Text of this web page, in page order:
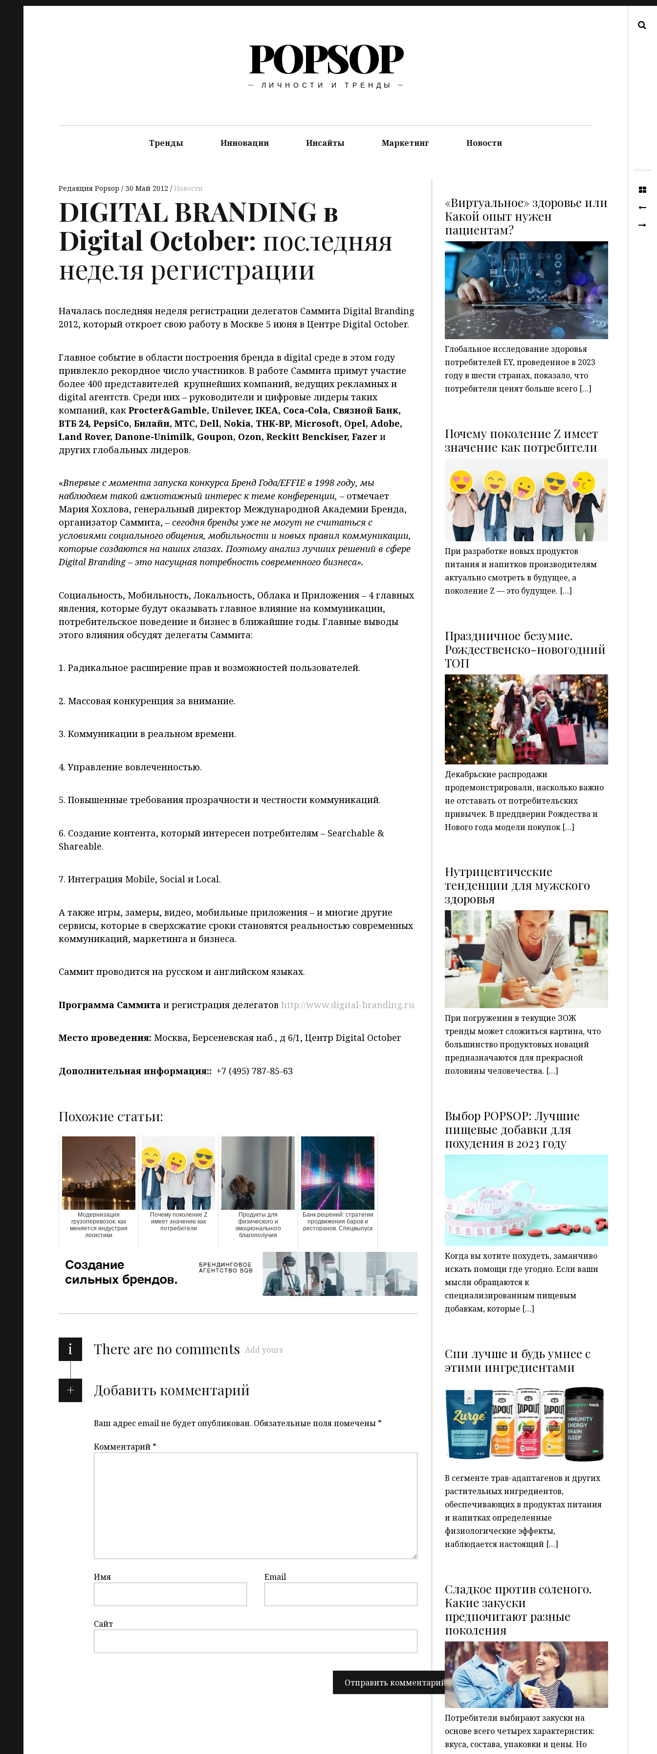
POPSOP
ЛИЧНОСТИ И ТРЕНДЫ
Тренды Инновации Инсайты Маркетинг Новости
Редакция Popsop 30 Май 2012 Новости
DIGITAL BRANDING в
Digital October: последняя
неделя регистрации
Началась последняя неделя регистрации делегатов Саммита Digital Branding
2012, который откроет свою работу в Москве 5 июня в Центре Digital October.
Главное событие в области построения бренда в digital среде в этом году
привлекло рекордное число участников. В работе Саммита примут участие
более 400 представителей крупнейших компаний, ведущих рекламных и
digital агентств. Среди них – руководители и цифровые лидеры таких
компаний, как Procter&Gamble, Unilever, IKEA, Coca-Cola, Связной Банк,
ВТБ 24, PepsiCo, Билайн, МТС, Dell, Nokia, ТНК-ВР, Microsoft, Opel, Adobe,
Land Rover, Danone-Unimilk, Goupon, Ozon, Reckitt Benckiser, Fazer и
других глобальных лидеров.
«Впервые с момента запуска конкурса Бренд Года/EFFIE в 1998 году, мы
наблюдаем такой ажиотажный интерес к теме конференции, – отмечает
Мария Хохлова, генеральный директор Международной Академии Бренда,
организатор Саммита, – сегодня бренды уже не могут не считаться с
условиями социального общения, мобильности и новых правил коммуникации,
которые создаются на наших глазах. Поэтому анализ лучших решений в сфере
Digital Branding– это насущная потребность современного бизнеса».
Социальность, Мобильность, Локальность, Облака и Приложения – 4 главных
явления, которые будут оказывать главное влияние на коммуникации,
потребительское поведение и бизнес в ближайшие годы. Главные выводы
этого влияния обсудят делегаты Саммита:
1. Радикальное расширение прав и возможностей пользователей.
2. Массовая конкуренция за внимание.
3. Коммуникации в реальном времени.
4. Управление вовлеченностью.
5. Повышенные требования прозрачности и честности коммуникаций.
6. Создание контента, который интересен потребителям – Searchable &
Shareable.
7. Интеграция Mobile, Social и Local.
А также игры, замеры, видео, мобильные приложения – и многие другие
сервисы, которые в сверхсжатие сроки становятся реальностью современных
коммуникаций, маркетинга и бизнеса.
Саммит проводится на русском и английском языках.
Программа Саммита и регистрация делегатов http://www.digital-branding.ru
Место проведения: Москва, Берсеневская наб., д 6/1, Центр Digital October
Дополнительная информация:: +7 (495) 787-85-63
Похожие статьи:
Модернизация
грузоперевозок: как
меняется индустрия
логистики
Почему поколение Z
имеет значение как
потребители
Продукты для
физического и
эмоционального
благополучия
Банк решений: стратегии
продвижения баров и
ресторанов. Спецвыпуск
i There are no comments Add yours
Добавить комментарий
Ваш адрес email не будет опубликован. Обязательные поля помечены *
Комментарий *
Имя Email
Сайт
«Виртуальное» здоровье или
Какой опыт нужен
пациентам?P
Глобальное исследование здоровья
потребителей EY, проведенное в 2023
году в шести странах, показало, что
потребители ценят больше всего […]
Почему поколение Z имеет
значение как потребители
P
При разработке новых продуктов
питания и напитков производителям
актуально смотреть в будущее, а
поколение Z — это будущее. […]
Праздничное безумие.
Рождественско-новогодний
ТОП
P
Декабрьские распродажи
продемонстрировали, насколько важно
не отставать от потребительских
привычек. В преддверии Рождества и
Нового года модели покупок […]
Нутрицевтические
тенденции для мужского
здоровья P
При погружении в текущие ЗОЖ
тренды может сложиться картина, что
большинство продуктовых новаций
предназначаются для прекрасной
половины человечества. […]
Выбор POPSOP: Лучшие
пищевые добавки для
похудения в 2023 году
P
Когда вы хотите похудеть, заманчиво
искать помощи где угодно. Если ваши
мысли обращаются к
специализированным пищевым
добавкам, которые […]
Спи лучше и будь умнее с
этими ингредиентами
P
В сегменте трав-адаптагенов и других
растительных ингредиентов,
обеспечивающих в продуктах питания
и напитках определенные
физиологические эффекты,
наблюдается настоящий […]
Сладкое против соленого.
Какие закуски
предпочитают разные
поколенияP
Потребители выбирают закуски на
основе всего четырех характеристик:
вкуса, состава, упаковки и цены. Но